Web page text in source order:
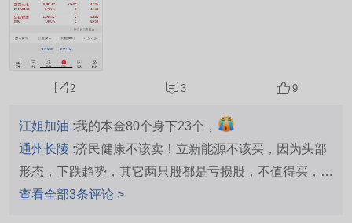
2 3 9
江姐加油 :我的本金80个身下23个，
通州长陵 :济民健康不该卖！立新能源不该买，因为头部
形态，下跌趋势，其它两只股都是亏损股，不值得买，不
值得留。
查看全部3条评论 >